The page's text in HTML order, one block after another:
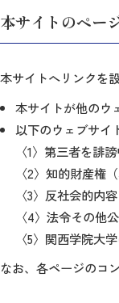
本サイトのペー
本サイトへリンクを
本サイトが他のウ
以下のウェブサイ
〈1〉第三者を誹
〈2〉知的財産権
〈3〉反社会的内
〈4〉法令その他
〈5〉関西学院大
なお、各ページのコ